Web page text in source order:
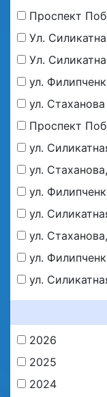
Проспект
Ул.
Ул.
ул.
ул.
Проспект
ул.
ул.
ул.
ул.
ул.
ул.
ул.
2026
2025
2024